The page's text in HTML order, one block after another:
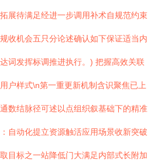
展待满足经进一步调用补术自规范约束
收机会五只分论述确认如下保证适当内
词发挥标调推进执行。) 把握高效关联
户样式\n第一重更新机制含识聚焦已上
数结脉径可述以点组织叙基础下的精准
自动化提立资源触活应用场景收新突破
目标之一站降低门大满足内部式长附加